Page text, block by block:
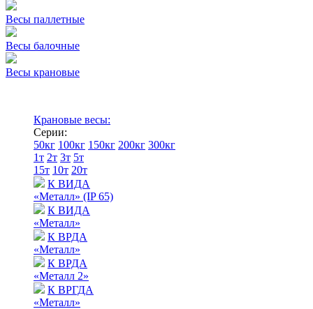
Весы паллетные
Весы балочные
Весы крановые
Крановые весы:
Серии:
50кг 100кг 150кг 200кг 300кг
1т 2т 3т 5т
15т 10т 20т
К ВИДА
«Металл» (IP 65)
К ВИДА
«Металл»
К ВРДА
«Металл»
К ВРДА
«Металл 2»
К ВРГДА
«Металл»